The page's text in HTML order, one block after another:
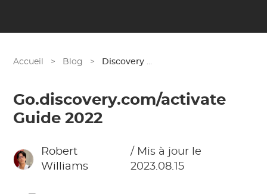
Accueil > Blog > Discovery Plus
Go.discovery.com/activate
Guide 2022
Robert
Williams
/ Mis à jour le
2023.08.15